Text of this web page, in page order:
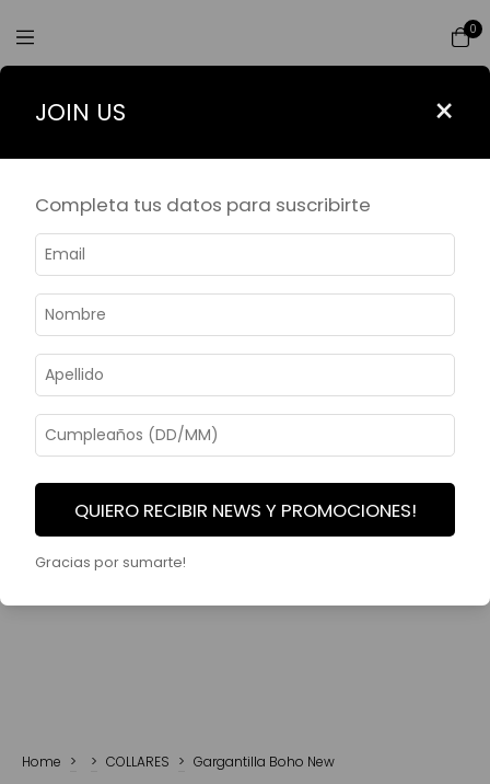
0
Home > > COLLARES > Gargantilla Boho New
JOIN US ×
Completa tus datos para suscribirte
QUIERO RECIBIR NEWS Y PROMOCIONES!
Gracias por sumarte!